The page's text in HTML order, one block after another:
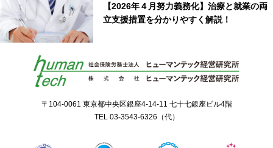
【2026年４月努力義務化】治療と就業の両
立支援措置を分かりやすく解説！
〒104-0061 東京都中央区銀座4-14-11 七十七銀座ビル4階
TEL 03-3543-6326 （代）